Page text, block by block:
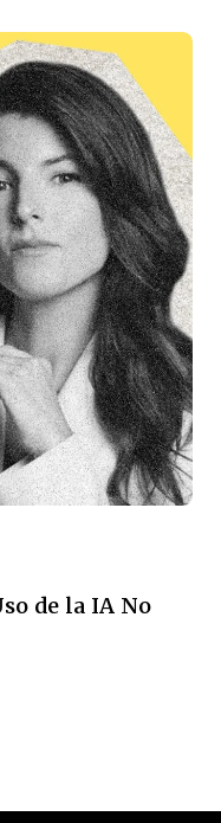
de la IA No